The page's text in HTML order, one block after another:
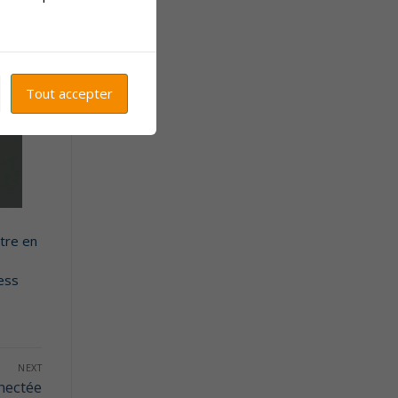
en
NEXT
Tout accepter